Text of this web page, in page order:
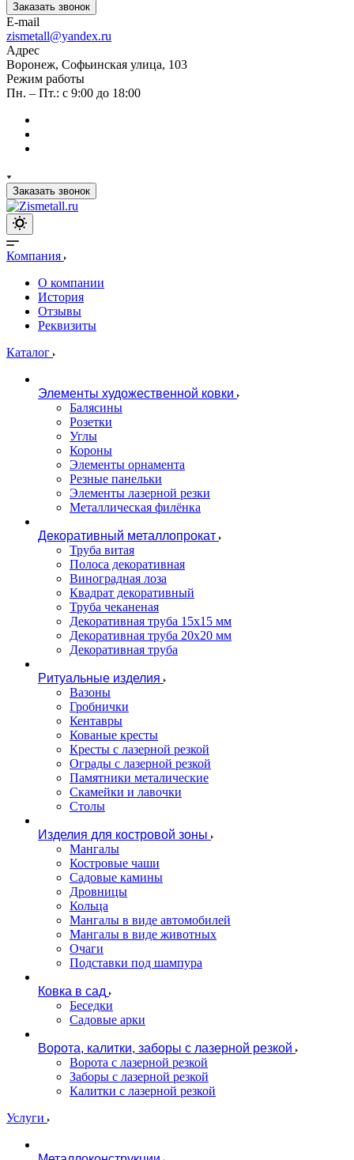
Заказать звонок
E-mail
zismetall@yandex.ru
Адрес
Воронеж, Софьинская улица, 103
Режим работы
Пн. – Пт.: с 9:00 до 18:00
Заказать звонок
Компания
О компании
История
Отзывы
Реквизиты
Каталог
Элементы художественной ковки
Балясины
Розетки
Углы
Короны
Элементы орнамента
Резные панельки
Элементы лазерной резки
Металлическая филёнка
Декоративный металлопрокат
Труба витая
Полоса декоративная
Виноградная лоза
Квадрат декоративный
Труба чеканеная
Декоративная труба 15х15 мм
Декоративная труба 20х20 мм
Декоративная труба
Ритуальные изделия
Вазоны
Гробнички
Кентавры
Кованые кресты
Кресты с лазерной резкой
Ограды с лазерной резкой
Памятники металические
Скамейки и лавочки
Столы
Изделия для костровой зоны
Мангалы
Костровые чаши
Садовые камины
Дровницы
Кольца
Мангалы в виде автомобилей
Мангалы в виде животных
Очаги
Подставки под шампура
Ковка в сад
Беседки
Садовые арки
Ворота, калитки, заборы с лазерной резкой
Ворота с лазерной резкой
Заборы с лазерной резкой
Калитки с лазерной резкой
Услуги